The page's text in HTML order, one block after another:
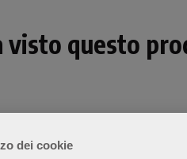
dei cookie
visto questo